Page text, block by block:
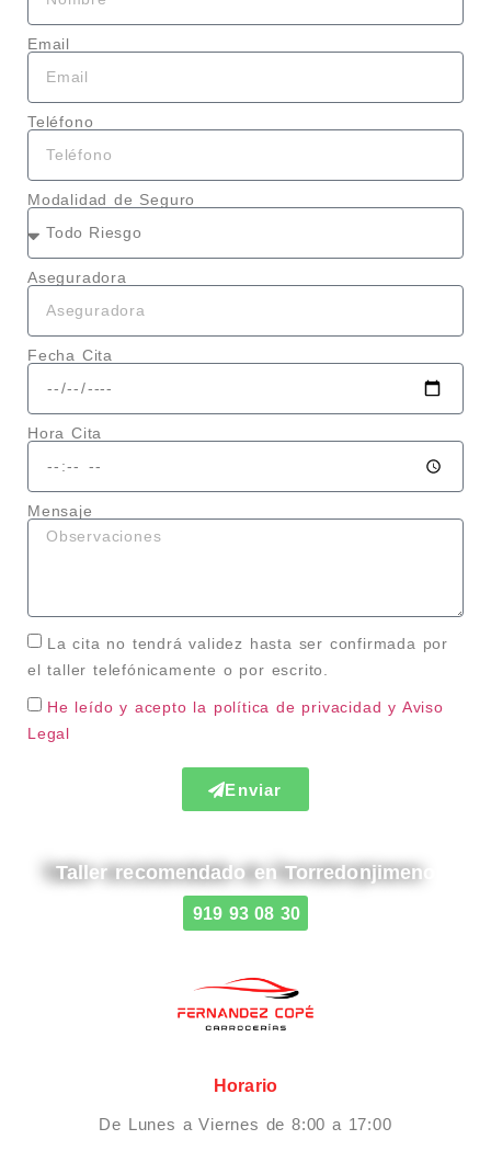
Email
Teléfono
Modalidad de Seguro
Aseguradora
Fecha Cita
Hora Cita
Mensaje
La cita no tendrá validez hasta ser confirmada por
el taller telefónicamente o por escrito.
He leído y acepto la política de privacidad y Aviso
Legal
Enviar
Taller recomendado en Torredonjimeno
919 93 08 30
Horario
De Lunes a Viernes de 8:00 a 17:00